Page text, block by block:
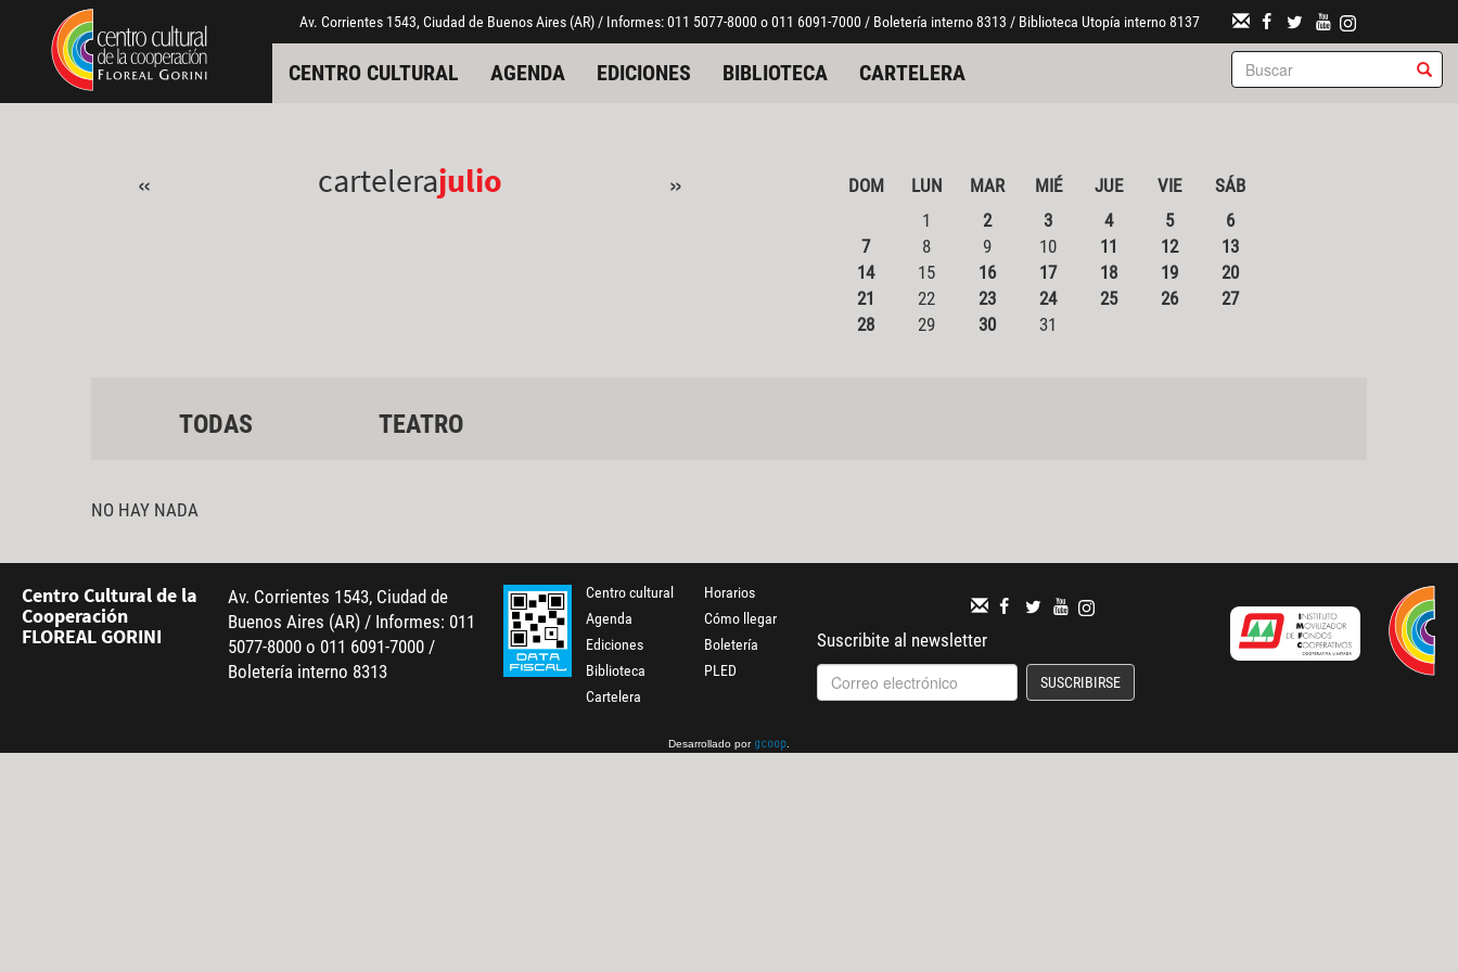
Pasar al contenido principal
Jump to main content Av. Corrientes 1543, Ciudad de Buenos Aires (AR) / Informes: 011 5077-8000 o 011 6091-7000 / Boletería interno 8313 / Biblioteca Utopía interno 8137
CENTRO CULTURAL AGENDA EDICIONES BIBLIOTECA CARTELERA
« cartelerajulio » DOM LUN MAR MIÉ JUE VIE
SÁB
1
2 3 4 5
6
7
8 9 10 11 12
13
14
15 16 17 18 19
20
21
22 23 24 25 26
27
28
29 30 31
TODAS TEATRO
NO HAY NADA
Centro Cultural de la
Cooperación
FLOREAL GORINI
Av. Corrientes 1543, Ciudad de
Buenos Aires (AR) / Informes: 011
5077-8000 o 011 6091-7000 /
Boletería interno 8313
Centro cultural
Agenda
Ediciones
Biblioteca
Cartelera
Horarios
Cómo llegar
Boletería
PLED
Suscribite al newsletter
SUSCRIBIRSE
Desarrollado por gcoop